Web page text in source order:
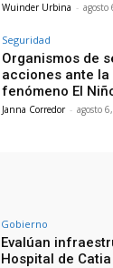
Wuinder Urbina - agosto
Seguridad
Organismos de
acciones ante la
fenómeno El
Janna Corredor - agosto
Gobierno
Evalúan
Hospital de